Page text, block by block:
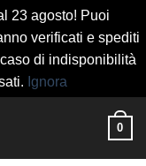
23 agosto! Puoi
verificati e spediti
di indisponibilità
Ignora
0